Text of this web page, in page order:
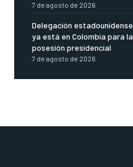
7 de agosto de 2026
Delegación estadounidense
ya está en Colombia para la
posesión presidencial
7 de agosto de 2026